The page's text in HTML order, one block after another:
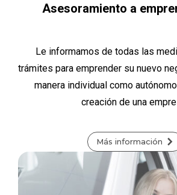
Asesoramiento a
Le informamos de todas las
trámites para emprender su nuevo
manera individual como
creación de una
Más información